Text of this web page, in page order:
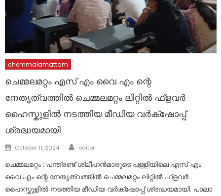
chemmalamattam
ചെമ്മലമറ്റം എസ് എം വൈ എം ന്റെ
നേതൃത്വത്തിൽ ചെമ്മലമറ്റം ലിറ്റിൽ ഫ്ളവർ
ഹൈസ്കുളിൽ നടത്തിയ മീഡിയ വർക്‌ഷോപ്പ്
ശ്രദ്ധയമായി
Posted
October 11, 2024 Author
editor
ചെമ്മലമറ്റം : പന്ത്രണ്ട് ശ്ലീഹൻമാരുടെ പള്ളിയിലെ എസ് എം
വൈ എം ന്റെ നേതൃത്വത്തിൽ ചെമ്മലമറ്റം ലിറ്റിൽ ഫ്ളവർ
ഹൈസ്കുളിൽ നടത്തിയ മീഡിയ വർക്‌ഷോപ്പ് ശ്രദ്ധയമായി. പാലാ